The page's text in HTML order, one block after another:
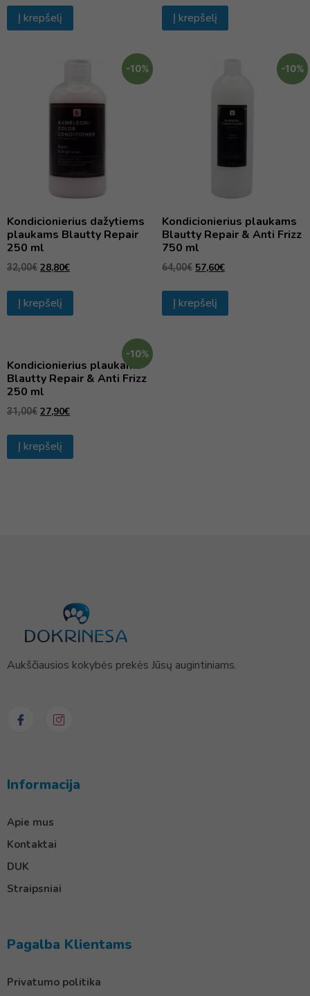
Į krepšelį Į krepšelį
-10%
Kondicionierius dažytiems
plaukams Blautty Repair
250 ml
32,00€ 28,80€
Į krepšelį
-10%
Kondicionierius plaukams
Blautty Repair & Anti Frizz
750 ml
64,00€ 57,60€
Į krepšelį
-10%
Kondicionierius plaukams
Blautty Repair & Anti Frizz
250 ml
31,00€ 27,90€
Į krepšelį
Aukščiausios kokybės prekės Jūsų augintiniams.
Informacija
Apie mus
Kontaktai
DUK
Straipsniai
Pagalba Klientams
Privatumo politika